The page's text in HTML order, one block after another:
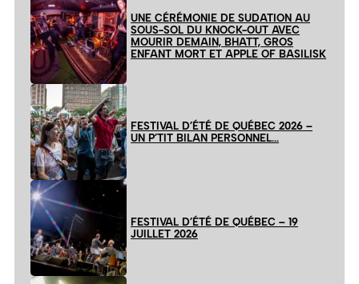
UNE CÉRÉMONIE DE SUDATION AU
SOUS-SOL DU KNOCK-OUT AVEC
MOURIR DEMAIN, BHATT, GROS
ENFANT MORT ET APPLE OF BASILISK
FESTIVAL D’ÉTÉ DE QUÉBEC 2026 –
UN P’TIT BILAN PERSONNEL…
FESTIVAL D’ÉTÉ DE QUÉBEC – 19
JUILLET 2026